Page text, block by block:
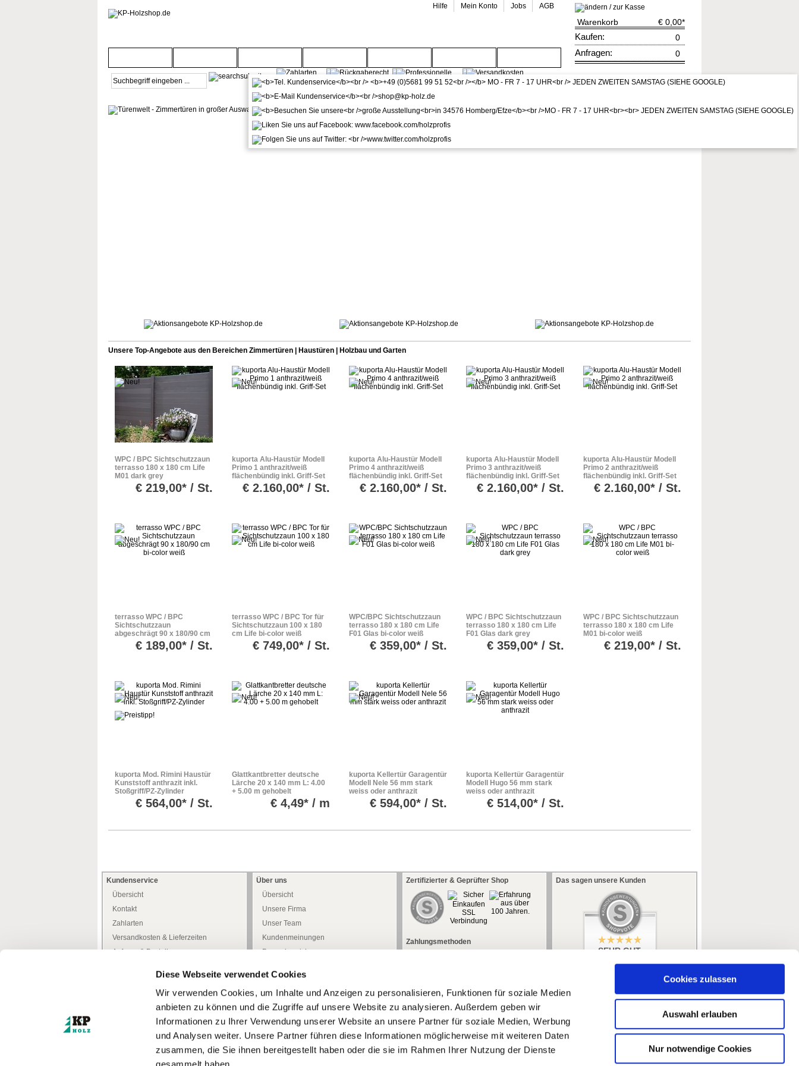
Diese Webseite verwendet Cookies
Wir verwenden Cookies, um Inhalte und Anzeigen zu personalisieren, Funktionen für soziale Medien
anbieten zu können und die Zugriffe auf unsere Website zu analysieren. Außerdem geben wir
Informationen zu Ihrer Verwendung unserer Website an unsere Partner für soziale Medien, Werbung
und Analysen weiter. Unsere Partner führen diese Informationen möglicherweise mit weiteren Daten
zusammen, die Sie ihnen bereitgestellt haben oder die sie im Rahmen Ihrer Nutzung der Dienste
Cookies zulassen
Auswahl erlauben
Nur notwendige Cookies
Hilfe Mein Konto Jobs AGB
Warenkorb € 0,00*
Kaufen: 0
Anfragen: 0
zur Kasse
Unsere Top-Angebote aus den Bereichen Zimmertüren | Haustüren | Holzbau und Garten
WPC / BPC Sichtschutzzaun
terrasso 180 x 180 cm Life
M01 dark grey
€ 219,00* / St.
kuporta Alu-Haustür Modell
Primo 1 anthrazit/weiß
flächenbündig inkl. Griff-Set
€ 2.160,00* / St.
kuporta Alu-Haustür Modell
Primo 4 anthrazit/weiß
flächenbündig inkl. Griff-Set
€ 2.160,00* / St.
kuporta Alu-Haustür Modell
Primo 3 anthrazit/weiß
flächenbündig inkl. Griff-Set
€ 2.160,00* / St.
kuporta Alu-Haustür Modell
Primo 2 anthrazit/weiß
flächenbündig inkl. Griff-Set
€ 2.160,00* / St.
terrasso WPC / BPC
Sichtschutzzaun
abgeschrägt 90 x 180/90 cm
bi-color weiß
€ 189,00* / St.
terrasso WPC / BPC Tor für
Sichtschutzzaun 100 x 180
cm Life bi-color weiß
€ 749,00* / St.
WPC/BPC Sichtschutzzaun
terrasso 180 x 180 cm Life
F01 Glas bi-color weiß
€ 359,00* / St.
WPC / BPC Sichtschutzzaun
terrasso 180 x 180 cm Life
F01 Glas dark grey
€ 359,00* / St.
WPC / BPC Sichtschutzzaun
terrasso 180 x 180 cm Life
M01 bi-color weiß
€ 219,00* / St.
kuporta Mod. Rimini Haustür
Kunststoff anthrazit inkl.
Stoßgriff/PZ-Zylinder
€ 564,00* / St.
Glattkantbretter deutsche
Lärche 20 x 140 mm L: 4.00
+ 5.00 m gehobelt
€ 4,49* / m
kuporta Kellertür Garagentür
Modell Nele 56 mm stark
weiss oder anthrazit
€ 594,00* / St.
kuporta Kellertür Garagentür
Modell Hugo 56 mm stark
weiss oder anthrazit
€ 514,00* / St.
Kundenservice
Übersicht
Kontakt
Zahlarten
Versandkosten & Lieferzeiten
Anfrage & Bestellung
Heimwerker -Tipps-
Freiwilliges Rückgaberecht
Zertifizierungen
Türenkonfigurator
Über uns
Übersicht
Unsere Firma
Unser Team
Kundenmeinungen
Pressebereich
Datenschutz
Widerrufsrecht
Widerrufsformular
AGB
Impressum
Zertifizierter & Geprüfter Shop
Zahlungsmethoden
Das sagen unsere Kunden
SEHR GUT